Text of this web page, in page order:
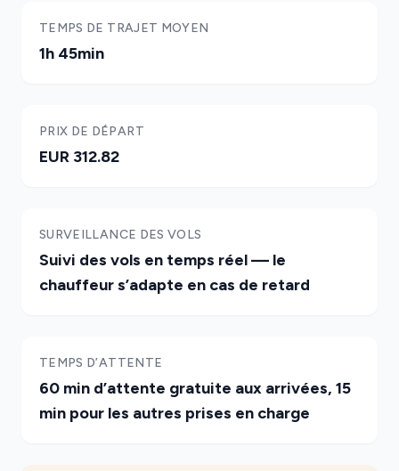
TEMPS DE TRAJET MOYEN
1h 45min
PRIX DE DÉPART
EUR 312.82
SURVEILLANCE DES VOLS
Suivi des vols en temps réel — le
chauffeur s’adapte en cas de retard
TEMPS D’ATTENTE
60 min d’attente gratuite aux arrivées, 15
min pour les autres prises en charge